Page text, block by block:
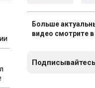
Больше
видео смотрите